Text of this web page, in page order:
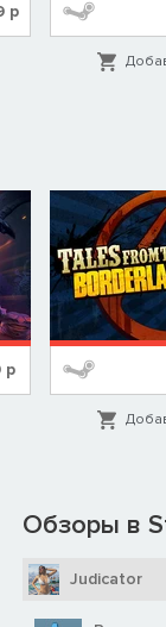
р
р
Обзоры в
Judicator